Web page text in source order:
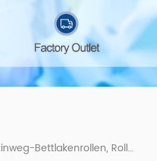
Wasserdichte Einweg-Bettlakenrollen, Rollen Für Untersuchungsliegen, Spannbettlakenrollen